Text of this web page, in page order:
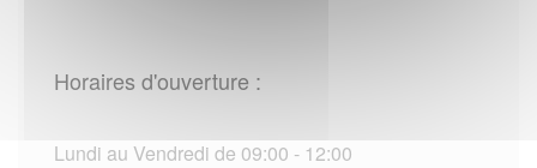
Horaires d'ouverture :
Lundi au Vendredi de 09:00 - 12:00